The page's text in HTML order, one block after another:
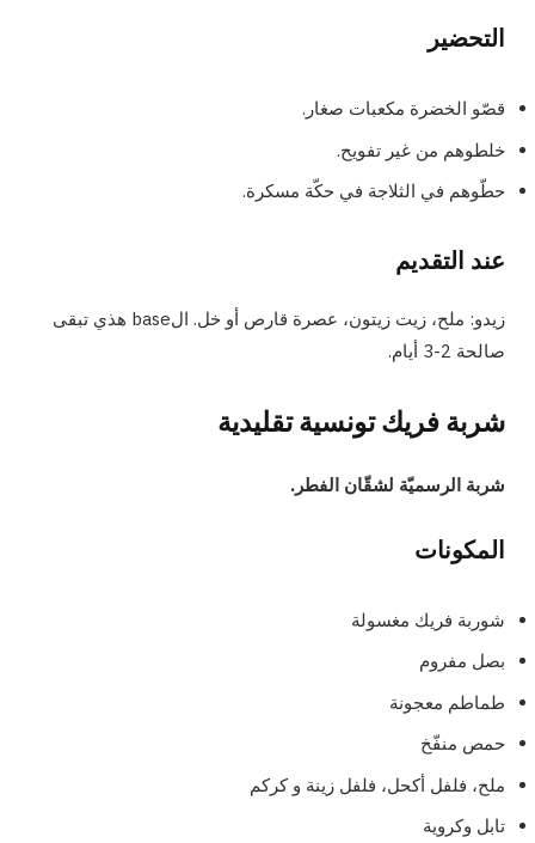
التحضير
قصّو الخضرة مكعبات صغار.
خلطوهم من غير تفويح.
حطّوهم في الثلاجة في حكّة مسكرة.
عند التقديم
زيدو: ملح، زيت زيتون، عصرة قارص أو خل. الbase هذي تبقى
صالحة 2-3 أيام.
شربة فريك تونسية تقليدية
شربة الرسميّة لشقّان الفطر.
المكونات
شوربة فريك مغسولة
بصل مفروم
طماطم معجونة
حمص منفّخ
ملح، فلفل أكحل، فلفل زينة و كركم
تابل وكروية